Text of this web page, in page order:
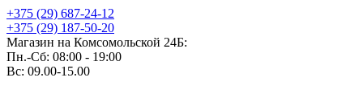
+375 (29) 687-24-12
+375 (29) 187-50-20
Магазин на Комсомольской 24Б:
Пн.-Cб: 08:00 - 19:00
Вс: 09.00-15.00